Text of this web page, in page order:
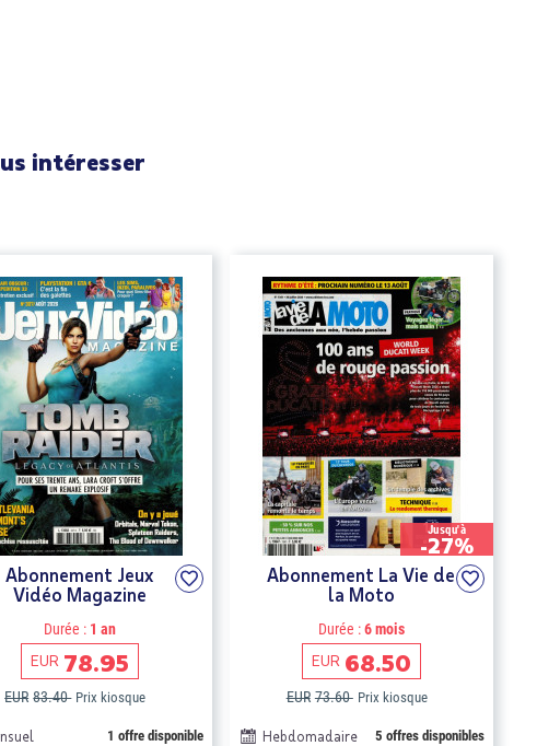
intéresser
Abonnement Jeux
Vidéo Magazine
Durée :1 an
EUR 78.95
EUR 83.40 Prix kiosque
1 offre disponible
Jusqu'à
-27%
Abonnement La Vie de
la Moto
Durée :6 mois
EUR 68.50
EUR 73.60 Prix kiosque
Hebdomadaire 5 offres disponibles